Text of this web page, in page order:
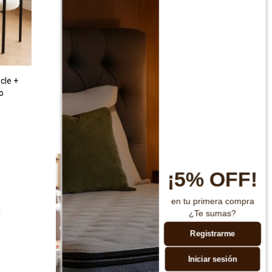
+
3.890
¡5% OFF!
en tu primera compra
¿Te sumas?
Registrarme
Iniciar sesión